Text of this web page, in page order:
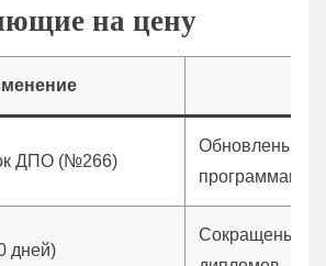
на цену
ДПО (№266)
Обновлены
программам
дней)
Сокращены